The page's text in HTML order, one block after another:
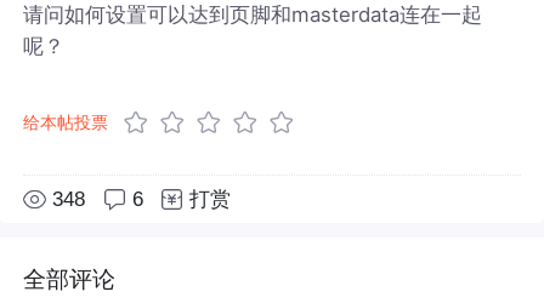
请问如何设置可以达到页脚和masterdata连在一起
呢？
给本帖投票
348 6 打赏
全部评论